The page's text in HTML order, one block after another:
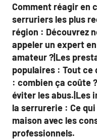
Comment réagir en
serruriers les plus
région : Découvrez
appeler un expert
amateur ?|Les
populaires : Tout
: combien ça coûte
éviter les abus.|Les
la serrurerie : Ce
maison avec les
professionnels.